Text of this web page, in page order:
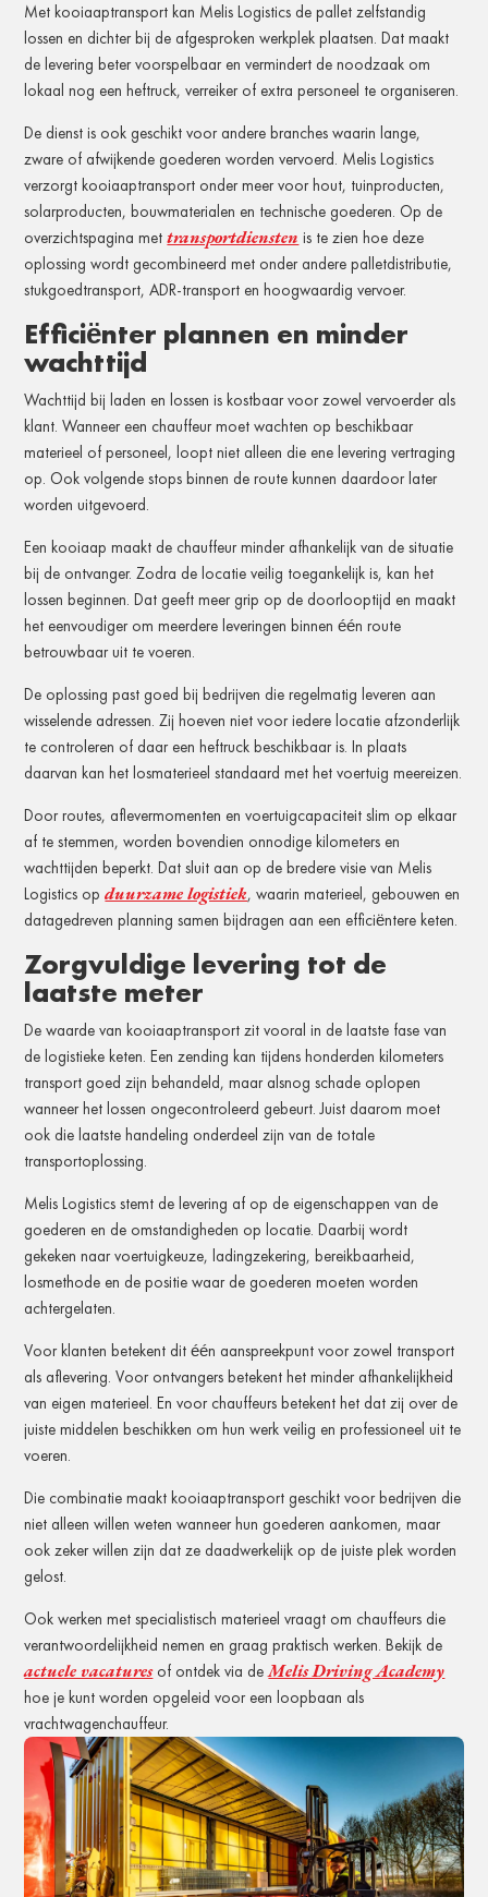
Met kooiaaptransport kan Melis Logistics de pallet zelfstandig
lossen en dichter bij de afgesproken werkplek plaatsen. Dat maakt
de levering beter voorspelbaar en vermindert de noodzaak om
lokaal nog een heftruck, verreiker of extra personeel te organiseren.
De dienst is ook geschikt voor andere branches waarin lange,
zware of afwijkende goederen worden vervoerd. Melis Logistics
verzorgt kooiaaptransport onder meer voor hout, tuinproducten,
solarproducten, bouwmaterialen en technische goederen. Op de
overzichtspagina mettransportdiensten is te zien hoe deze
oplossing wordt gecombineerd met onder andere palletdistributie,
stukgoedtransport, ADR-transport en hoogwaardig vervoer.
Efficiënter plannen en minder
wachttijd
Wachttijd bij laden en lossen is kostbaar voor zowel vervoerder als
klant. Wanneer een chauffeur moet wachten op beschikbaar
materieel of personeel, loopt niet alleen die ene levering vertraging
op. Ook volgende stops binnen de route kunnen daardoor later
worden uitgevoerd.
Een kooiaap maakt de chauffeur minder afhankelijk van de situatie
bij de ontvanger. Zodra de locatie veilig toegankelijk is, kan het
lossen beginnen. Dat geeft meer grip op de doorlooptijd en maakt
het eenvoudiger om meerdere leveringen binnen één route
betrouwbaar uit te voeren.
De oplossing past goed bij bedrijven die regelmatig leveren aan
wisselende adressen. Zij hoeven niet voor iedere locatie afzonderlijk
te controleren of daar een heftruck beschikbaar is. In plaats
daarvan kan het losmaterieel standaard met het voertuig meereizen.
Door routes, aflevermomenten en voertuigcapaciteit slim op elkaar
af te stemmen, worden bovendien onnodige kilometers en
wachttijden beperkt. Dat sluit aan op de bredere visie van Melis
Logistics opduurzame logistiek, waarin materieel, gebouwen en
datagedreven planning samen bijdragen aan een efficiëntere keten.
Zorgvuldige levering tot de
laatste meter
De waarde van kooiaaptransport zit vooral in de laatste fase van
de logistieke keten. Een zending kan tijdens honderden kilometers
transport goed zijn behandeld, maar alsnog schade oplopen
wanneer het lossen ongecontroleerd gebeurt. Juist daarom moet
ook die laatste handeling onderdeel zijn van de totale
transportoplossing.
Melis Logistics stemt de levering af op de eigenschappen van de
goederen en de omstandigheden op locatie. Daarbij wordt
gekeken naar voertuigkeuze, ladingzekering, bereikbaarheid,
losmethode en de positie waar de goederen moeten worden
achtergelaten.
Voor klanten betekent dit één aanspreekpunt voor zowel transport
als aflevering. Voor ontvangers betekent het minder afhankelijkheid
van eigen materieel. En voor chauffeurs betekent het dat zij over de
juiste middelen beschikken om hun werk veilig en professioneel uit te
voeren.
Die combinatie maakt kooiaaptransport geschikt voor bedrijven die
niet alleen willen weten wanneer hun goederen aankomen, maar
ook zeker willen zijn dat ze daadwerkelijk op de juiste plek worden
gelost.
Ook werken met specialistisch materieel vraagt om chauffeurs die
verantwoordelijkheid nemen en graag praktisch werken. Bekijk de
actuele vacaturesof ontdek via deMelis Driving Academy
hoe je kunt worden opgeleid voor een loopbaan als
vrachtwagenchauffeur.